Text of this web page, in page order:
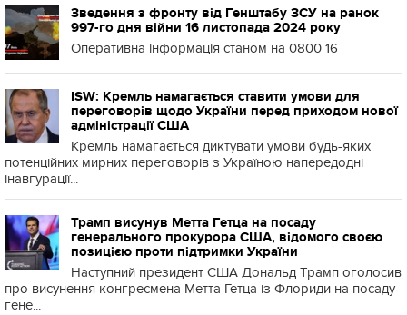
Зведення з фронту від Генштабу ЗСУ на ранок
997-го дня війни 16 листопада 2024 року
Оперативна інформація станом на 0800 16
ISW: Кремль намагається ставити умови для
переговорів щодо України перед приходом нової
адміністрації США
Кремль намагається диктувати умови будь-яких
потенційних мирних переговорів з Україною напередодні
інавгурації...
Трамп висунув Метта Гетца на посаду
генерального прокурора США, відомого своєю
позицією проти підтримки України
Наступний президент США Дональд Трамп оголосив
про висунення конгресмена Метта Гетца із Флориди на посаду
гене...